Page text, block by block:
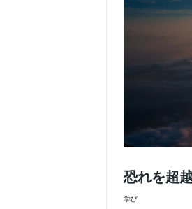
恐れを超
学び